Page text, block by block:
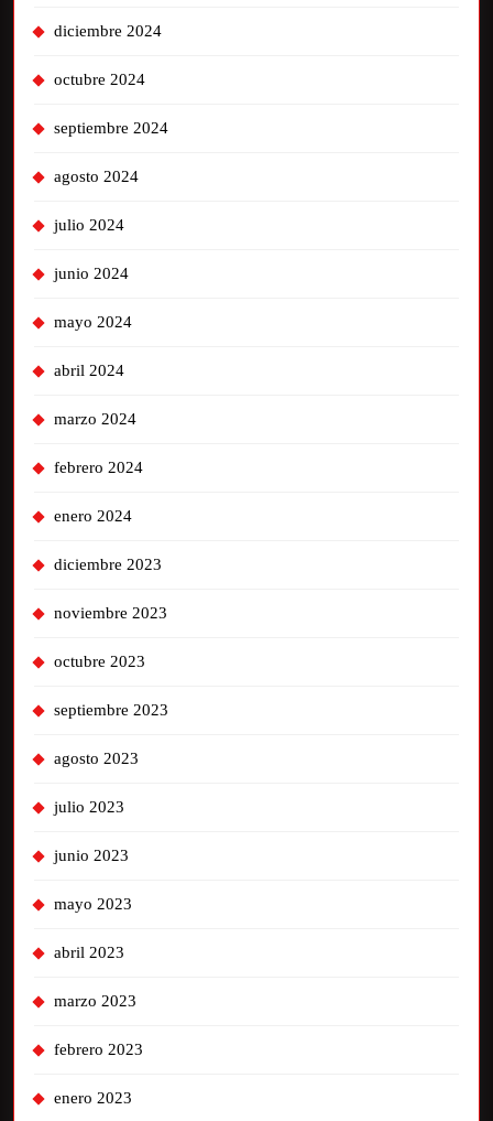
diciembre 2024
octubre 2024
septiembre 2024
agosto 2024
julio 2024
junio 2024
mayo 2024
abril 2024
marzo 2024
febrero 2024
enero 2024
diciembre 2023
noviembre 2023
octubre 2023
septiembre 2023
agosto 2023
julio 2023
junio 2023
mayo 2023
abril 2023
marzo 2023
febrero 2023
enero 2023